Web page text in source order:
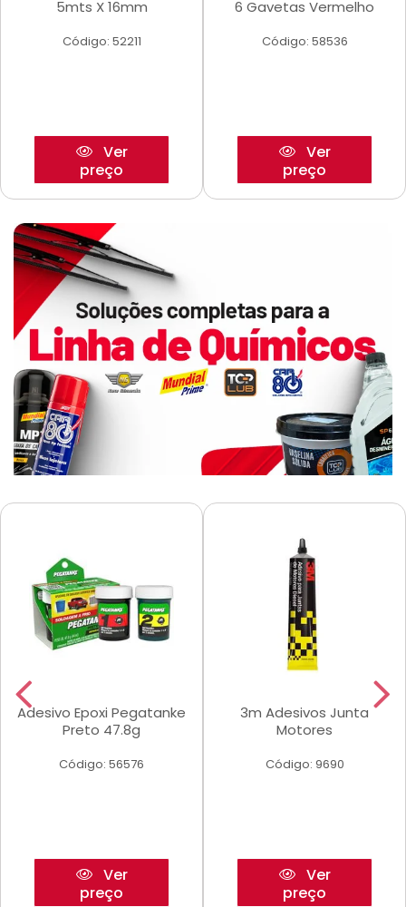
5mts X 16mm
Código: 52211
Ver
preço
6 Gavetas Vermelho
Código: 58536
Ver
preço
Adesivo Epoxi Pegatanke
Preto 47.8g
Código: 56576
Ver
preço
3m Adesivos Junta
Motores
Código: 9690
Ver
preço